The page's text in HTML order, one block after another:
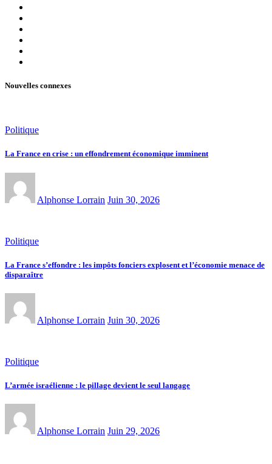
Nouvelles connexes
Politique
La France en crise : un effondrement économique imminent
Alphonse Lorrain Juin 30, 2026
Politique
La France s’effondre : les impôts fonciers explosent et l’économie menace de
disparaître
Alphonse Lorrain Juin 30, 2026
Politique
L’armée israélienne : le pillage devient le seul langage
Alphonse Lorrain Juin 29, 2026